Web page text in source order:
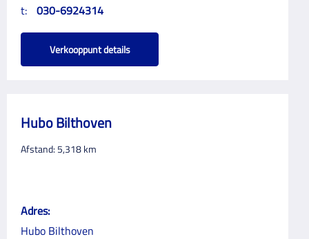
t: 030-6924314
Verkooppunt details
Hubo Bilthoven
Afstand: 5,318km
Adres:
Hubo Bilthoven